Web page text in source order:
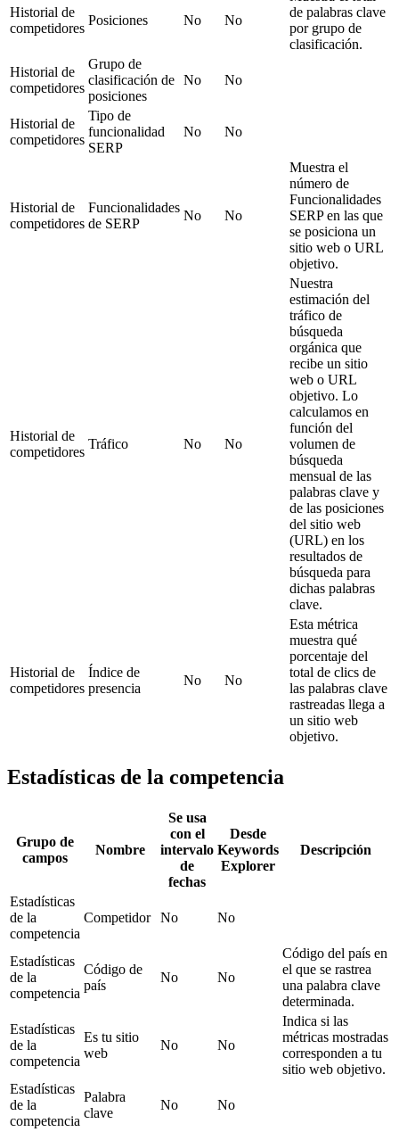
Historial de
competidores
Posiciones No No
de palabras clave
por grupo de
clasificación.
Historial de
competidores
Grupo de
clasificación de
posiciones
No No
Historial de
competidores
Tipo de
funcionalidad
SERP
No No
Historial de
competidores
Funcionalidades
de SERP
No No
Muestra el
número de
Funcionalidades
SERP en las que
se posiciona un
sitio web o URL
objetivo.
Historial de
competidores
Tráfico No No
Nuestra
estimación del
tráfico de
búsqueda
orgánica que
recibe un sitio
web o URL
objetivo. Lo
calculamos en
función del
volumen de
búsqueda
mensual de las
palabras clave y
de las posiciones
del sitio web
(URL) en los
resultados de
búsqueda para
dichas palabras
clave.
Historial de
competidores
Índice de
presencia
No No
Esta métrica
muestra qué
porcentaje del
total de clics de
las palabras clave
rastreadas llega a
un sitio web
objetivo.
Estadísticas de la competencia
Grupo de
campos
Nombre
Se usa
con el
intervalo
de
fechas
Desde
Keywords
Explorer
Descripción
Estadísticas
de la
competencia
Competidor No No
Estadísticas
de la
competencia
Código de
país
No No
Código del país en
el que se rastrea
una palabra clave
determinada.
Estadísticas
de la
competencia
Es tu sitio
web
No No
Indica si las
métricas mostradas
corresponden a tu
sitio web objetivo.
Estadísticas
de la
competencia
Palabra
clave
No No